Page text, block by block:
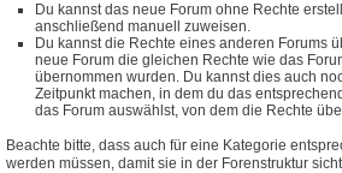
Du kannst das neue Forum ohne Rechte
anschließend manuell zuweisen.
Du kannst die Rechte eines anderen Forums
neue Forum die gleichen Rechte wie das
übernommen wurden. Du kannst dies auch
Zeitpunkt machen, in dem du das
das Forum auswählst, von dem die Rechte
Beachte bitte, dass auch für eine Kategorie
werden müssen, damit sie in der Forenstruktur